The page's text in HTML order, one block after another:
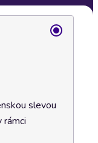
slevou